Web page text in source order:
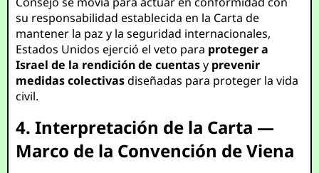
su responsabilidad establecida en la Carta de
mantener la paz y la seguridad internacionales,
Estados Unidos ejerció el veto para proteger a
Israel de la rendición de cuentasy prevenir
medidas colectivasdiseñadas para proteger la vida
civil.
4. Interpretación de la Carta —
Marco de la Convención de Viena